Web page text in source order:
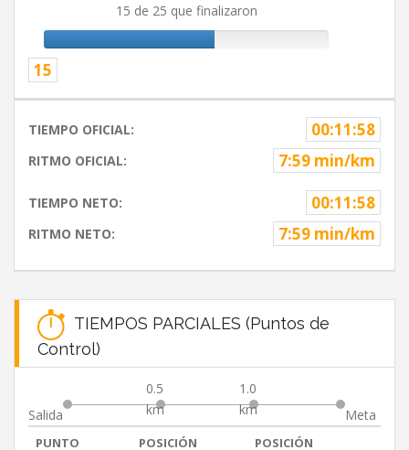
15 de 25 que finalizaron
15
TIEMPO OFICIAL: 00:11:58
RITMO OFICIAL: 7:59 min/km
TIEMPO NETO: 00:11:58
RITMO NETO: 7:59 min/km
TIEMPOS PARCIALES (Puntos de
Control)
Salida
0.5
km
1.0
km
Meta
PUNTO POSICIÓN POSICIÓN